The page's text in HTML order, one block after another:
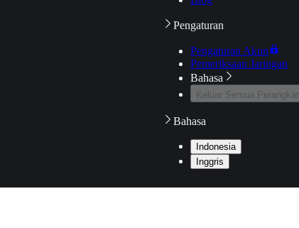
Pengaturan
Pengaturan Akun
Pemeriksaan Jaringan
Bahasa
Keluar Semua Perangkat
Bahasa
Indonesia
Inggris